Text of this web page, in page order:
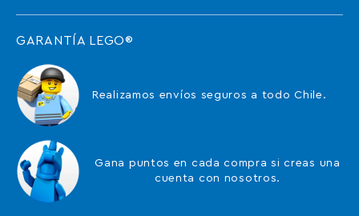
GARANTÍA LEGO®
Realizamos envíos seguros a todo Chile.
Gana puntos en cada compra si creas una
cuenta con nosotros.